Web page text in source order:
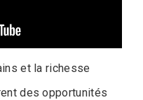
et la richesse
des opportunités